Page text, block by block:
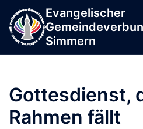
springen
Inhalt
springen
Evangelischer
Simmern
Gottesdienst,
Rahmen fällt